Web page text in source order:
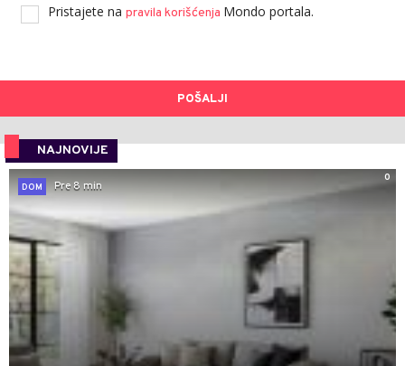
Pristajete na pravila korišćenja Mondo portala.
POŠALJI
NAJNOVIJE
0
DOM
Pre 8 min